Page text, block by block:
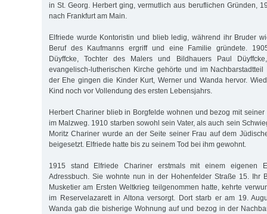
in St. Georg. Herbert ging, vermutlich aus beruflichen Gründen,
nach Frankfurt am Main.
Elfriede wurde Kontoristin und blieb ledig, während ihr Bruder
Beruf des Kaufmanns ergriff und eine Familie gründete.
Düyffcke, Tochter des Malers und Bildhauers Paul
evangelisch-lutherischen Kirche gehörte und im Nachbarstadtteil
der Ehe gingen die Kinder Kurt, Werner und Wanda hervor.
Kind noch vor Vollendung des ersten Lebensjahrs.
Herbert Chariner blieb in Borgfelde wohnen und bezog mit
im Malzweg. 1910 starben sowohl sein Vater, als auch sein
Moritz Chariner wurde an der Seite seiner Frau auf dem
beigesetzt. Elfriede hatte bis zu seinem Tod bei ihm gewohnt.
1915 stand Elfriede Chariner erstmals mit einem eigenen
Adressbuch. Sie wohnte nun in der Hohenfelder Straße 15. Ihr
Musketier am Ersten Weltkrieg teilgenommen hatte, kehrte
im Reservelazarett in Altona versorgt. Dort starb er am 19.
Wanda gab die bisherige Wohnung auf und bezog in der